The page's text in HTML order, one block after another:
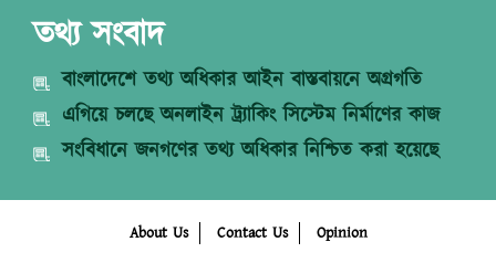
তথ্য সংবাদ
বাংলাদেশে তথ্য অধিকার আইন বাস্তবায়নে অগ্রগতি
এগিয়ে চলছে অনলাইন ট্র্যাকিং সিস্টেম নির্মাণের কাজ
সংবিধানে জনগণের তথ্য অধিকার নিশ্চিত করা হয়েছে
About Us Contact Us Opinion